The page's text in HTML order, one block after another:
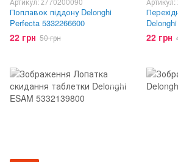
Поплавок піддону Delonghi
Perfecta 5332266600
22 грн 50 грн 22 грн